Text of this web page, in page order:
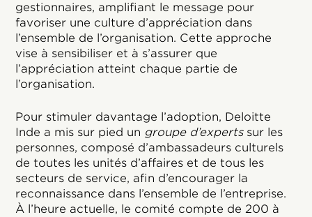
gestionnaires, amplifiant le message pour
favoriser une culture d’appréciation dans
l’ensemble de l’organisation. Cette approche
vise à sensibiliser et à s’assurer que
l’appréciation atteint chaque partie de
l’organisation.
Pour stimuler davantage l’adoption, Deloitte
Inde a mis sur pied un groupe d’expertssur les
personnes, composé d’ambassadeurs culturels
de toutes les unités d’affaires et de tous les
secteurs de service, afin d’encourager la
reconnaissance dans l’ensemble de l’entreprise.
À l’heure actuelle, le comité compte de 200 à